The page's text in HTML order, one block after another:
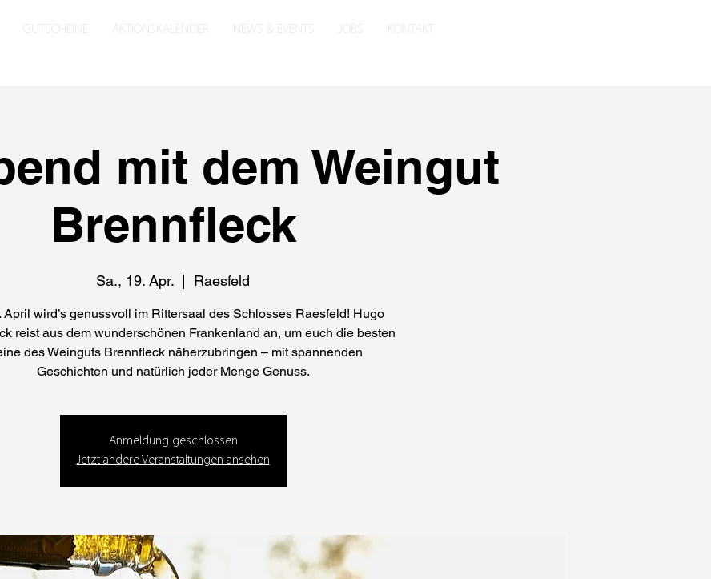
AKTIONSKALENDER NEWS & EVENTS JOBS
mit dem Weingut
Brennfleck
Sa., 19. Apr. Raesfeld
April wird’s genussvoll im Rittersaal des Schlosses Raesfeld! Hugo
reist aus dem wunderschönen Frankenland an, um euch die besten
des Weinguts Brennfleck näherzubringen – mit spannenden
Geschichten und natürlich jeder Menge Genuss.
Anmeldung geschlossen
Jetzt andere Veranstaltungen ansehen